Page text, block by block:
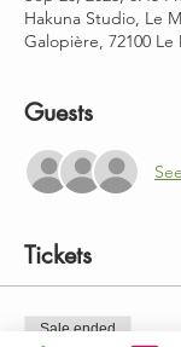
Hakuna Studio, Le
Galopière, 72100 Le
Guests
Tickets
Sale ended